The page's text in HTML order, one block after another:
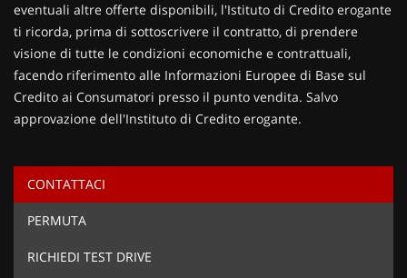
Ho letto e accettol'informativa privacy*
Acconsento al trattamento dei miei dati per finalità di
eventuali altre offerte disponibili, l'Istituto di Credito erogante
ti ricorda, prima di sottoscrivere il contratto, di prendere
visione di tutte le condizioni economiche e contrattuali,
facendo riferimento alle Informazioni Europee di Base sul
Credito ai Consumatori presso il punto vendita. Salvo
approvazione dell'Instituto di Credito erogante.
CONTATTACI
PERMUTA
RICHIEDI TEST DRIVE